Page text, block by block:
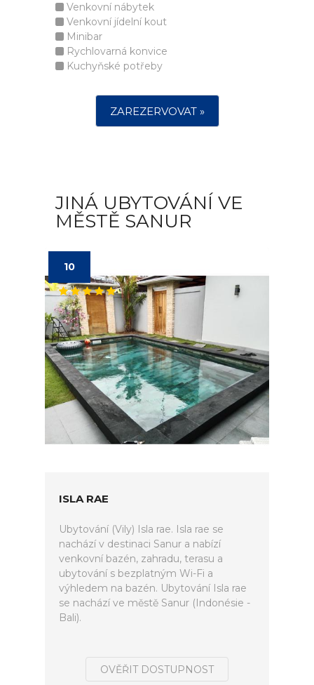
Venkovní nábytek
Venkovní jídelní kout
Minibar
Rychlovarná konvice
Kuchyňské potřeby
ZAREZERVOVAT »
JINÁ UBYTOVÁNÍ VE
MĚSTĚ SANUR
10
ISLA RAE
Ubytování (Vily) Isla rae. Isla rae se
nachází v destinaci Sanur a nabízí
venkovní bazén, zahradu, terasu a
ubytování s bezplatným Wi-Fi a
výhledem na bazén. Ubytování Isla rae
se nachází ve městě Sanur (Indonésie -
Bali).
OVĚŘIT DOSTUPNOST